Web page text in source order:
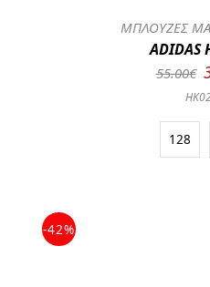
ΜΠΛΟΥΖΕΣ
ADIDAS
55.00€
128
-42%